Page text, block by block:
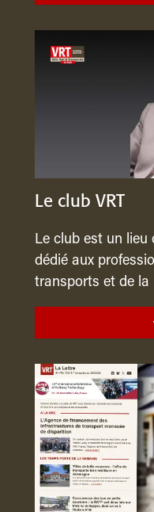
Le club VRT
Le club est un lieu
dédié aux
transports et de la